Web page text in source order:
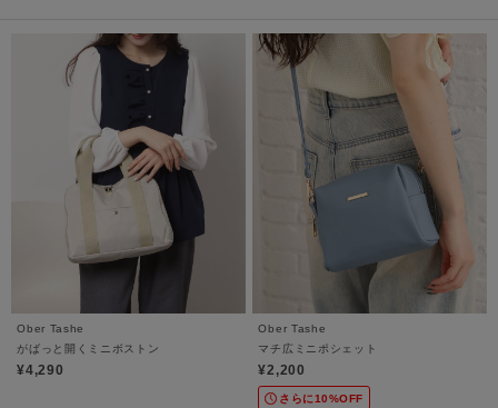
Ober Tashe
がばっと開くミニボストン
¥4,290
Ober Tashe
マチ広ミニポシェット
¥2,200
さらに10%OFF